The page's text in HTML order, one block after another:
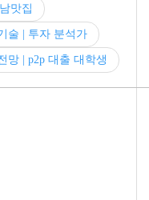
맛집
술 | 투자 분석가
망 | p2p 대출 대학생